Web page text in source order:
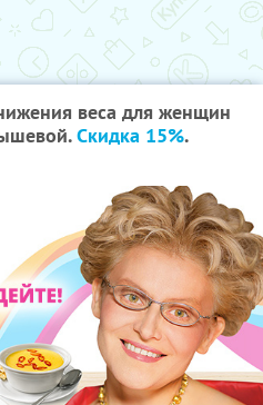
веса для женщин
Скидка 15%.